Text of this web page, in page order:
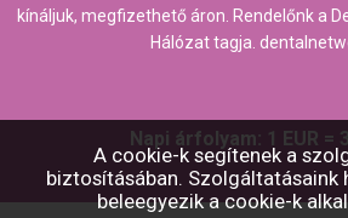
A cookie-k segítenek a
biztosításában. Szolgáltatásaink
beleegyezik a cookie-k
kínáljuk, megfizethető áron. Rendelőnk a
Hálózat tagja.
Napi árfolyam: 1 EUR =